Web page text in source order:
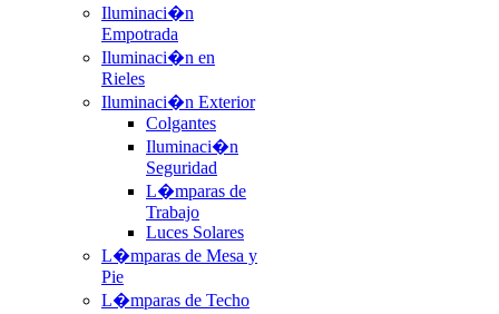
Iluminaci�n
Empotrada
Iluminaci�n en
Rieles
Iluminaci�n Exterior
Colgantes
Iluminaci�n
Seguridad
L�mparas de
Trabajo
Luces Solares
L�mparas de Mesa y
Pie
L�mparas de Techo